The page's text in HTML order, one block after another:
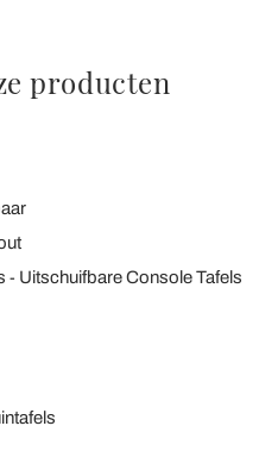
producten
Uitschuifbare Console Tafels